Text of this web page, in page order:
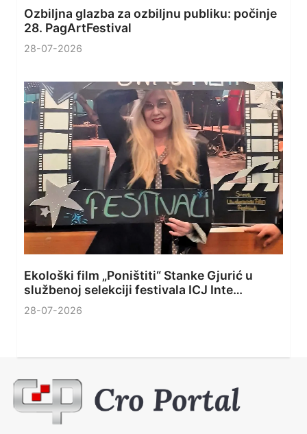
Ozbiljna glazba za ozbiljnu publiku: počinje
28. PagArtFestival
28-07-2026
Ekološki film „Poništiti“ Stanke Gjurić u
službenoj selekciji festivala ICJ Inte…
28-07-2026